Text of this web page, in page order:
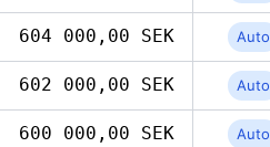
604 000,00 SEK Auto
602 000,00 SEK Auto
600 000,00 SEK Auto